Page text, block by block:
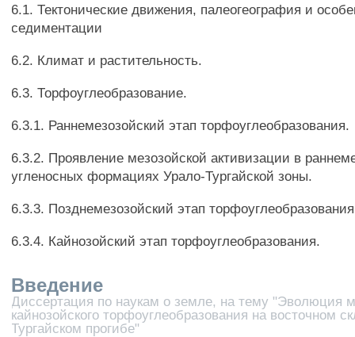
6.1. Тектонические движения, палеогеография и
седиментации
6.2. Климат и растительность.
6.3. Торфоуглеобразование.
6.3.1. Раннемезозойский этап торфоуглеобразования.
6.3.2. Проявление мезозойской активизации в
угленосных формациях Урало-Тургайской зоны.
6.3.3. Позднемезозойский этап
6.3.4. Кайнозойский этап торфоуглеобразования.
Введение
Диссертация по наукам о земле, на тему "Эволюция
кайнозойского торфоуглеобразования на восточном
Тургайском прогибе"